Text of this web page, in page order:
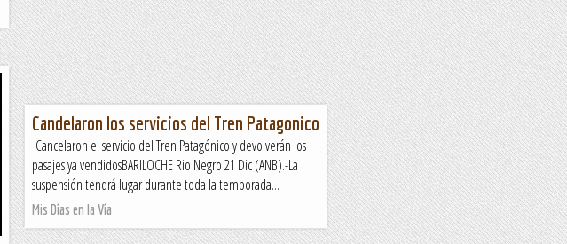
Candelaron los servicios del Tren Patagonico
Cancelaron el servicio del Tren Patagónico y devolverán los
pasajes ya vendidosBARILOCHE Rio Negro 21 Dic (ANB).-La
suspensión tendrá lugar durante toda la temporada...
Mis Días en la Vía